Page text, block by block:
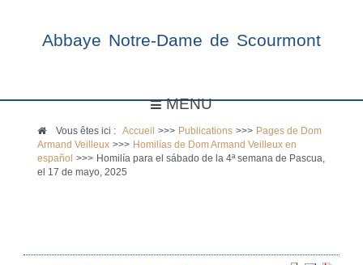
Abbaye Notre-Dame de Scourmont
MENU
Vous êtes ici :Accueil >>> Publications >>> Pages de Dom
Armand Veilleux >>> Homilías de Dom Armand Veilleux en
español
>>> Homilía para el sábado de la 4ª semana de Pascua,
el 17 de mayo, 2025